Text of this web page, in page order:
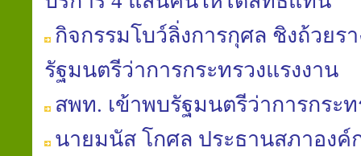
กิจกรรมโบว์ลิ่งการกุศล ชิงถ้วยร
รัฐมนตรีว่าการกระทรวงแรงงาน
สพท. เข้าพบรัฐมนตรีว่าการกระท
นาย​มนัส​ โกศล​ ประธาน​สภา​องค์